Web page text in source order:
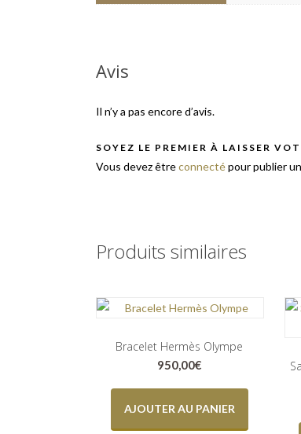
Avis
Il n’y a pas encore d’avis.
SOYEZ LE PREMIER À LAISSER
Vous devez êtreconnectépour publier
Produits similaires
Bracelet Hermès Olympe
950,00€
AJOUTER AU PANIER